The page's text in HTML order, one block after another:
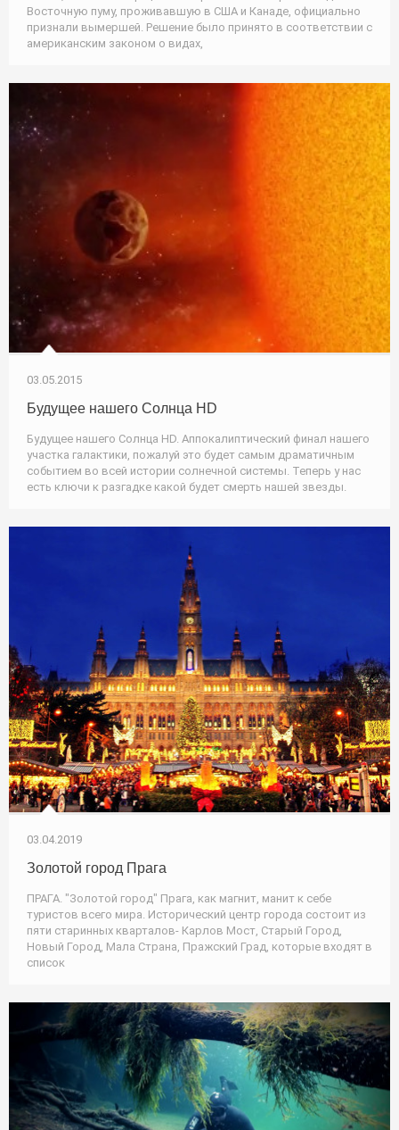
Восточную пуму, проживавшую в США и Канаде, официально
признали вымершей. Решение было принято в соответствии с
американским законом о видах,
03.05.2015
Будущее нашего Солнца HD
Будущее нашего Солнца HD. Аппокалиптический финал нашего
участка галактики, пожалуй это будет самым драматичным
событием во всей истории солнечной системы. Теперь у нас
есть ключи к разгадке какой будет смерть нашей звезды.
03.04.2019
Золотой город Прага
ПРАГА. "Золотой город" Прага, как магнит, манит к себе
туристов всего мира. Исторический центр города состоит из
пяти старинных кварталов- Карлов Мост, Старый Город,
Новый Город, Мала Страна, Пражский Град, которые входят в
список